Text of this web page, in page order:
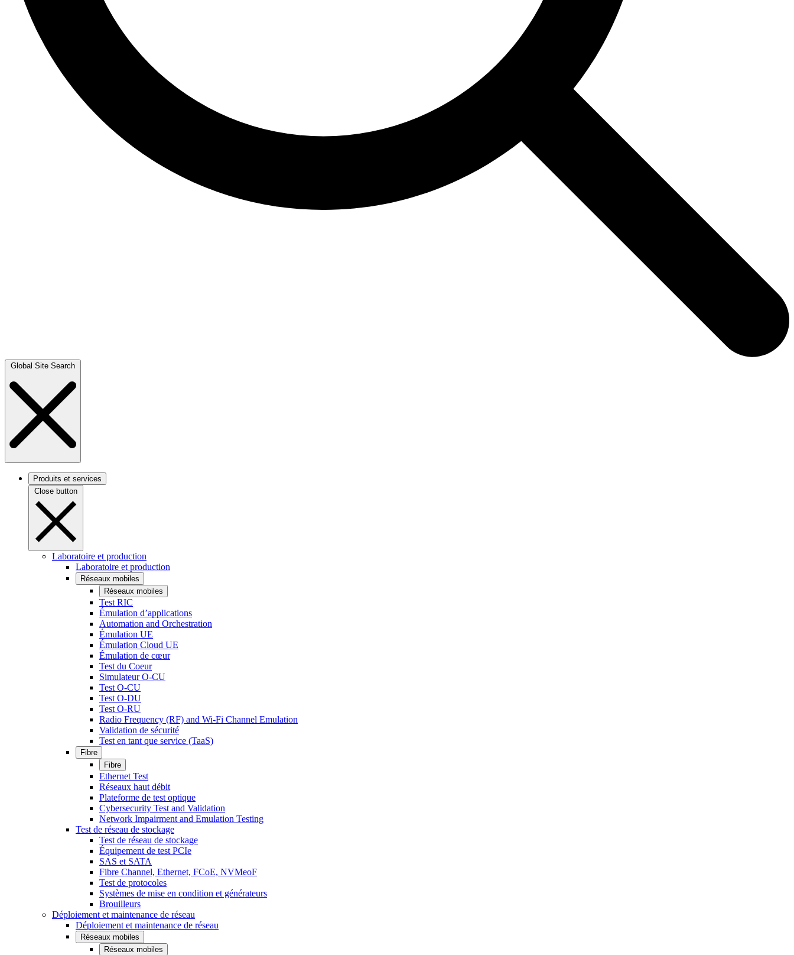
Global Site Search
Produits et services
Close button
Laboratoire et production
Laboratoire et production
Réseaux mobiles
Réseaux mobiles
Test RIC
Émulation d’applications
Automation and Orchestration
Émulation UE
Émulation Cloud UE
Émulation de cœur
Test du Coeur
Simulateur O-CU
Test O-CU
Test O-DU
Test O-RU
Radio Frequency (RF) and Wi-Fi Channel Emulation
Validation de sécurité
Test en tant que service (TaaS)
Fibre
Fibre
Ethernet Test
Réseaux haut débit
Plateforme de test optique
Cybersecurity Test and Validation
Network Impairment and Emulation Testing
Test de réseau de stockage
Test de réseau de stockage
Équipement de test PCIe
SAS et SATA
Fibre Channel, Ethernet, FCoE, NVMeoF
Test de protocoles
Systèmes de mise en condition et générateurs
Brouilleurs
Déploiement et maintenance de réseau
Déploiement et maintenance de réseau
Réseaux mobiles
Réseaux mobiles